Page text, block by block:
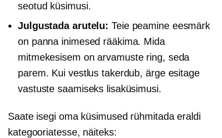
seotud küsimusi.
Julgustada arutelu: Teie peamine eesmärk
on panna inimesed rääkima. Mida
mitmekesisem on arvamuste ring, seda
parem. Kui vestlus takerdub, ärge esitage
vastuste saamiseks lisaküsimusi.
Saate isegi oma küsimused rühmitada eraldi
kategooriatesse, näiteks: